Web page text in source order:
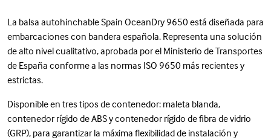
La balsa autohinchable Spain OceanDry 9650 está diseñada para
embarcaciones con bandera española. Representa una solución
de alto nivel cualitativo, aprobada por el Ministerio de Transportes
de España conforme a las normas ISO 9650 más recientes y
estrictas.
Disponible en tres tipos de contenedor: maleta blanda,
contenedor rígido de ABS y contenedor rígido de fibra de vidrio
(GRP), para garantizar la máxima flexibilidad de instalación y